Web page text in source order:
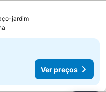
jardimVer preços
Ver preços